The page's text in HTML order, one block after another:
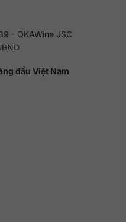
cocktail.
- QKAWine JSC
đầu Việt Nam